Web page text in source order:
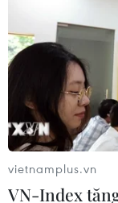
Hoàng Sơn" tại
hàng nghìn du
vietnamplus.vn
VN-Index